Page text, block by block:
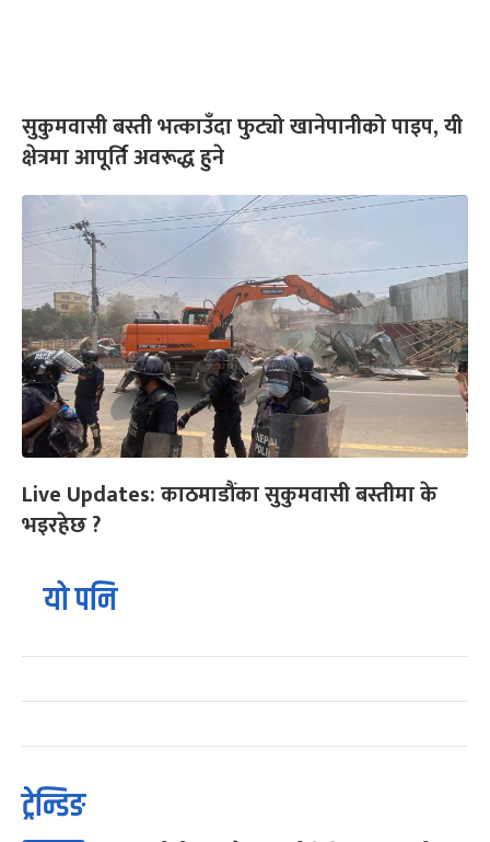
सुकुमवासी बस्ती भत्काउँदा फुट्यो खानेपानीको पाइप, यी
क्षेत्रमा आपूर्ति अवरूद्ध हुने
Live Updates: काठमाडौंका सुकुमवासी बस्तीमा के
भइरहेछ ?
यो पनि
ट्रेन्डिङ